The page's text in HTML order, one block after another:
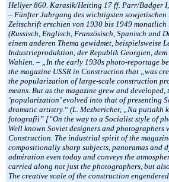
Hellyer 860. Karasik/Heiting 17 ff. Parr/Badger
– Fünfter Jahrgang des wichtigsten
Zeitschrift erschien von 1930 bis 1949 monatlich
(Russisch, Englisch, Französisch, Spanisch und
einem anderen Thema gewidmet, beispielsweise
Industrieproduktion, der Republik Georgien,
Wahlen. – „In the early 1930s photo-reportage
the magazine USSR in Construction that „was
the popularization of large-scale construction
means. But as the magazine grew and developed,
‘popularization’ evolved into that of presenting
dramatic artistry.“ (L. Mezhericher, „Na putiakh
fotografii” [“On the way to a Socialist style of
Well known Soviet designers and photographers
Construction. The industrial spirit of the
compositionally sharp subjects, panoramas and
admiration even today and conveys the
carried along not just the photographers, but
The creative scale of the construction